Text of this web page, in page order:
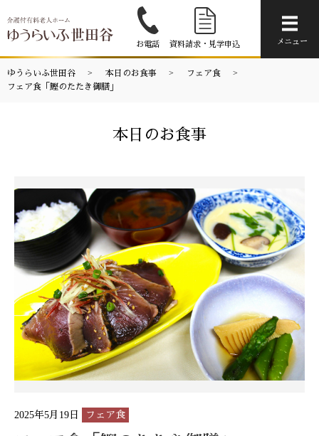
お電話 資料請求・見学申込 メニュー
ゆうらいふ世田谷 本日のお食事
フェア食
フェア食「鰹のたたき御膳」
本日のお食事
2025年5月19日 フェア食